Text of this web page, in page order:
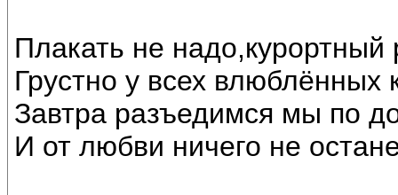
Плакать не надо,курортный
Грустно у всех влюблённых
Завтра разъедимся мы по
И от любви ничего не